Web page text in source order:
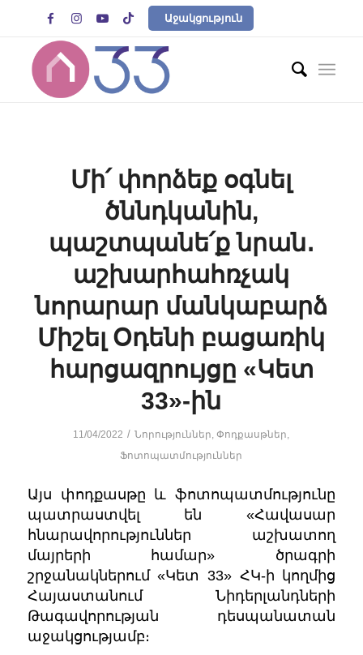
    Աջակցություն
Մի՛ փորձեք օգնել
ծննդկանին,
պաշտպանե՛ք նրան․
աշխարհահռչակ
նորարար մանկաբարձ
Միշել Օդենի բացառիկ
հարցազրույցը «Կետ
33»-ին
11/04/2022 / Նորություններ,Փոդքասթներ,
Ֆոտոպատմություններ
Այս փոդքասթը և ֆոտոպատմությունը
պատրաստվել են «Հավասար
հնարավորություններ աշխատող
մայրերի համար» ծրագրի
շրջանակներում «Կետ 33» ՀԿ-ի կողմից
Հայաստանում Նիդերլանդների
Թագավորության դեսպանատան
աջակցությամբ։